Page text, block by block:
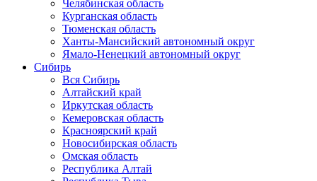
Челябинская область
Курганская область
Тюменская область
Ханты-Мансийский автономный округ
Ямало-Ненецкий автономный округ
Сибирь
Вся Сибирь
Алтайский край
Иркутская область
Кемеровская область
Красноярский край
Новосибирская область
Омская область
Республика Алтай